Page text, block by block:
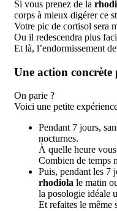
Si vous prenez de la
corps à mieux digérer ce
Votre pic de cortisol sera
Ou il redescendra plus
Et là, l’endormissement
Une action
On parie ?
Voici une petite
Pendant 7 jours,
nocturnes.
À quelle heure
Combien de temps
Puis, pendant les 7
rhodiola le matin
la posologie idéale
Et refaites le même